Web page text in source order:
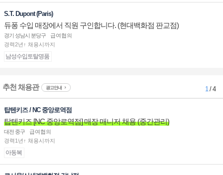
S.T. Dupont (Paris)
듀퐁 수입 매장에서 직원 구인합니다. (현대백화점 판교점)
경기 성남시 분당구
급여협의
경력2년↑ 채용시까지
남성수입토탈명품
추천 채용관 광고안내 1/ 4
탑텐키즈 / NC 중앙로역점
탑텐키즈 [NC 중앙로역점] 매장 매니저 채용 (중간관리)
대전 중구
급여협의
경력1년↑ 채용시까지
아동복